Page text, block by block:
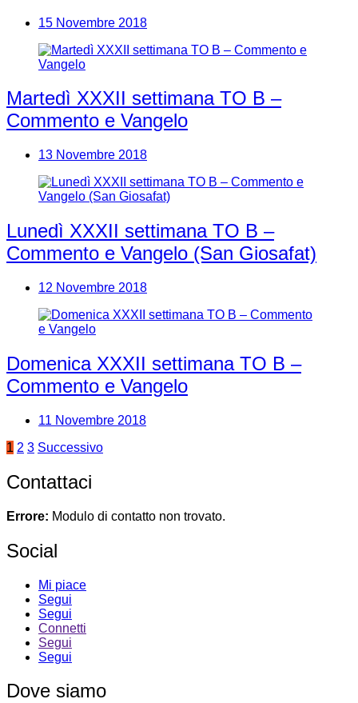
15 Novembre 2018
Martedì XXXII settimana TO B –
Commento e Vangelo
13 Novembre 2018
Lunedì XXXII settimana TO B –
Commento e Vangelo (San Giosafat)
12 Novembre 2018
Domenica XXXII settimana TO B –
Commento e Vangelo
11 Novembre 2018
Paginazione
degli
articoli
1 2 3 Successivo
Contattaci
Errore: Modulo di contatto non trovato.
Social
Mi piace
Segui
Segui
Connetti
Segui
Segui
Dove siamo